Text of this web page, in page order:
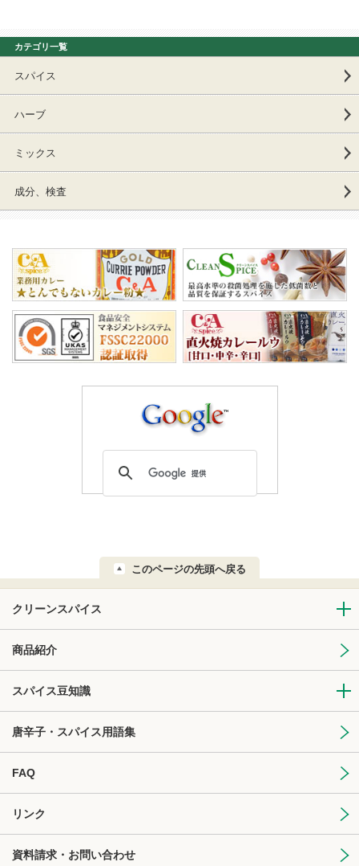
カテゴリ一覧
スパイス
ハーブ
ミックス
成分、検査
このページの先頭へ戻る
クリーンスパイス
商品紹介
スパイス豆知識
唐辛子・スパイス用語集
FAQ
リンク
資料請求・お問い合わせ